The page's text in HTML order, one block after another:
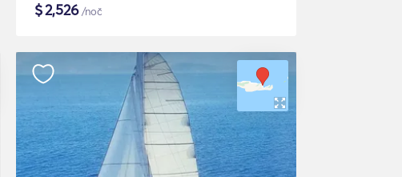
$2,526/noč